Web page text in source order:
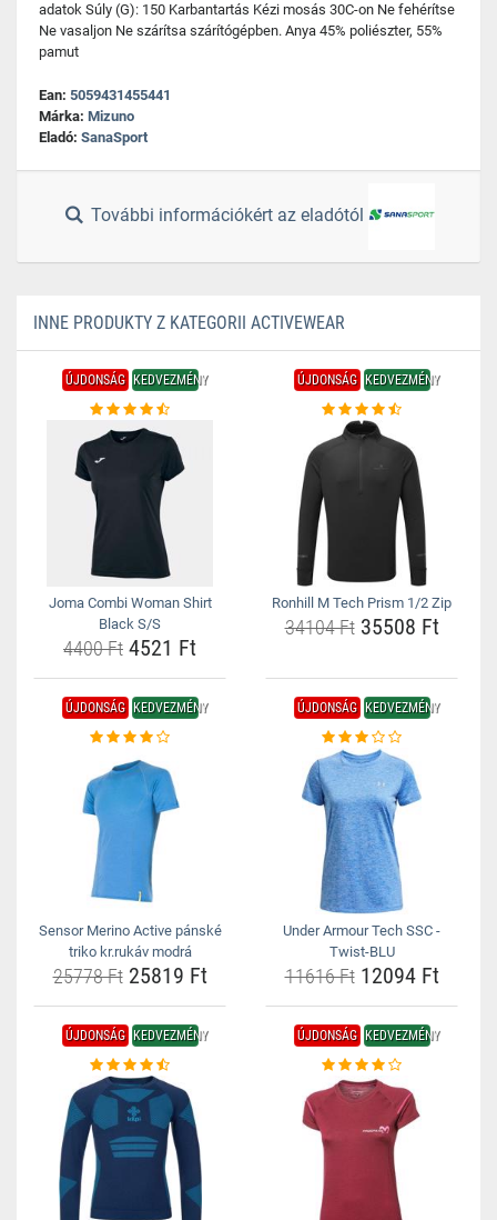
adatok Súly (G): 150 Karbantartás Kézi mosás 30C-on Ne fehérítse
Ne vasaljon Ne szárítsa szárítógépben. Anya 45% poliészter, 55%
pamut
Ean: 5059431455441
Márka: Mizuno
Eladó: SanaSport
További információkért az eladótól
INNE PRODUKTY Z KATEGORII ACTIVEWEAR
ÚJDONSÁG KEDVEZMÉNY
Joma Combi Woman Shirt
Black S/S
4400 Ft 4521 Ft
ÚJDONSÁG KEDVEZMÉNY
Ronhill M Tech Prism 1/2 Zip
34104 Ft35508 Ft
ÚJDONSÁG KEDVEZMÉNY
Sensor Merino Active pánské
triko kr.rukáv modrá
25778 Ft25819 Ft
ÚJDONSÁG KEDVEZMÉNY
Under Armour Tech SSC -
Twist-BLU
11616 Ft12094 Ft
ÚJDONSÁG KEDVEZMÉNY ÚJDONSÁG KEDVEZMÉNY